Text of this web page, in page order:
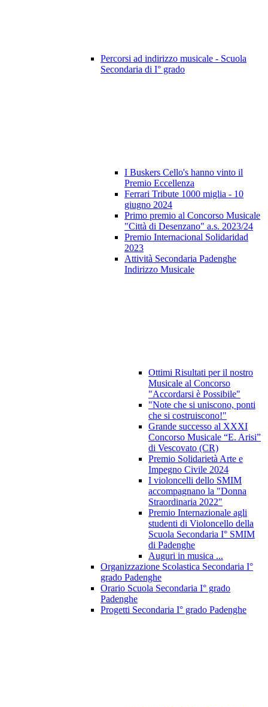
Percorsi ad indirizzo musicale - Scuola
Secondaria di I° grado
I Buskers Cello's hanno vinto il
Premio Eccellenza
Ferrari Tribute 1000 miglia - 10
giugno 2024
Primo premio al Concorso Musicale
"Città di Desenzano" a.s. 2023/24
Premio Internacional Solidaridad
2023
Attività Secondaria Padenghe
Indirizzo Musicale
Ottimi Risultati per il nostro
Musicale al Concorso
"Accordarsi è Possibile"
"Note che si uniscono, ponti
che si costruiscono!"
Grande successo al XXXI
Concorso Musicale “E. Arisi”
di Vescovato (CR)
Premio Solidarietà Arte e
Impegno Civile 2024
I violoncelli dello SMIM
accompagnano la "Donna
Straordinaria 2022"
Premio Internazionale agli
studenti di Violoncello della
Scuola Secondaria I° SMIM
di Padenghe
Auguri in musica ...
Organizzazione Scolastica Secondaria I°
grado Padenghe
Orario Scuola Secondaria I° grado
Padenghe
Progetti Secondaria I° grado Padenghe